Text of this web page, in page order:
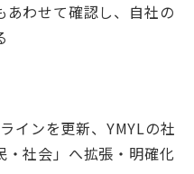
わせて確認し、自社の
インを更新、YMYLの社
社会」へ拡張・明確化